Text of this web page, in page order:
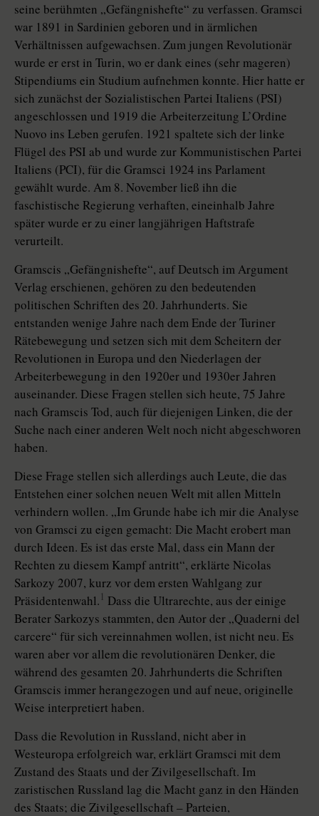
seine berühmten „Gefängnishefte“ zu verfassen. Gramsci
war 1891 in Sardinien geboren und in ärmlichen
Verhältnissen aufgewachsen. Zum jungen Revolutionär
wurde er erst in Turin, wo er dank eines (sehr mageren)
Stipendiums ein Studium aufnehmen konnte. Hier hatte er
sich zunächst der Sozialistischen Partei Italiens (PSI)
angeschlossen und 1919 die Arbeiterzeitung L’Ordine
Nuovo ins Leben gerufen. 1921 spaltete sich der linke
Flügel des PSI ab und wurde zur Kommunistischen Partei
Italiens (PCI), für die Gramsci 1924 ins Parlament
gewählt wurde. Am 8. November ließ ihn die
faschistische Regierung verhaften, eineinhalb Jahre
später wurde er zu einer langjährigen Haftstrafe
verurteilt.
Gramscis „Gefängnishefte“, auf Deutsch im Argument
Verlag erschienen, gehören zu den bedeutenden
politischen Schriften des 20. Jahrhunderts. Sie
entstanden wenige Jahre nach dem Ende der Turiner
Rätebewegung und setzen sich mit dem Scheitern der
Revolutionen in Europa und den Niederlagen der
Arbeiterbewegung in den 1920er und 1930er Jahren
auseinander. Diese Fragen stellen sich heute, 75 Jahre
nach Gramscis Tod, auch für diejenigen Linken, die der
Suche nach einer anderen Welt noch nicht abgeschworen
haben.
Diese Frage stellen sich allerdings auch Leute, die das
Entstehen einer solchen neuen Welt mit allen Mitteln
verhindern wollen. „Im Grunde habe ich mir die Analyse
von Gramsci zu eigen gemacht: Die Macht erobert man
durch Ideen. Es ist das erste Mal, dass ein Mann der
Rechten zu diesem Kampf antritt“, erklärte Nicolas
Sarkozy 2007, kurz vor dem ersten Wahlgang zur
Präsidentenwahl. 1 Dass die Ultrarechte, aus der einige
Berater Sarkozys stammten, den Autor der „Quaderni del
carcere“ für sich vereinnahmen wollen, ist nicht neu. Es
waren aber vor allem die revolutionären Denker, die
während des gesamten 20. Jahrhunderts die Schriften
Gramscis immer herangezogen und auf neue, originelle
Weise interpretiert haben.
Dass die Revolution in Russland, nicht aber in
Westeuropa erfolgreich war, erklärt Gramsci mit dem
Zustand des Staats und der Zivilgesellschaft. Im
zaristischen Russland lag die Macht ganz in den Händen
des Staats; die Zivilgesellschaft – Parteien,